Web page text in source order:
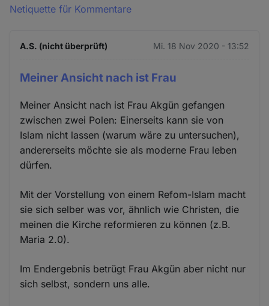
Netiquette für Kommentare
A.S. (nicht überprüft) Mi. 18 Nov 2020 - 13:52
Meiner Ansicht nach ist Frau
Meiner Ansicht nach ist Frau Akgün gefangen
zwischen zwei Polen: Einerseits kann sie von
Islam nicht lassen (warum wäre zu untersuchen),
andererseits möchte sie als moderne Frau leben
dürfen.
Mit der Vorstellung von einem Refom-Islam macht
sie sich selber was vor, ähnlich wie Christen, die
meinen die Kirche reformieren zu können (z.B.
Maria 2.0).
Im Endergebnis betrügt Frau Akgün aber nicht nur
sich selbst, sondern uns alle.